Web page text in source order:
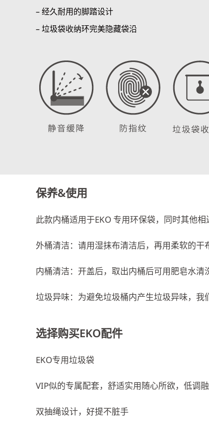
– 经久耐用的脚踏设计
– 垃圾袋收纳环完美隐藏袋沿
保养&使用
此款内桶适用于EKO 专用环保袋，同时其他
外桶清洁：请用湿抹布清洁后，再用柔软的干
内桶清洁：开盖后，取出内桶后可用肥皂水清
垃圾异味：为避免垃圾桶内产生垃圾异味，我
选择购买EKO配件
EKO专用垃圾袋
VIP似的专属配套，舒适实用随心所欲，低调
双抽绳设计，好提不脏手